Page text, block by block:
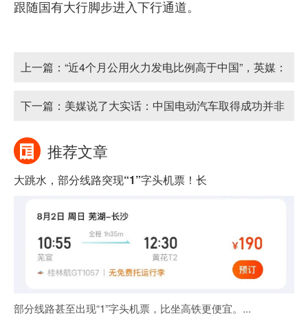
跟随国有大行脚步进入下行通道。
上一篇： “近4个月公用火力发电比例高于中国”，英媒：
美能源转型领导地位危
下一篇： 美媒说了大实话：中国电动汽车取得成功并非
依靠补贴
推荐文章
大跳水，部分线路突现“1”字头机票！长
部分线路甚至出现“1”字头机票，比坐高铁更便宜。...